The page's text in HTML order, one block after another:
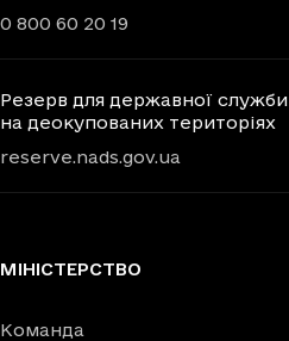
0 800 60 20 19
Резерв для державної служби
на деокупованих територіях
reserve.nads.gov.ua
МІНІСТЕРСТВО
Команда